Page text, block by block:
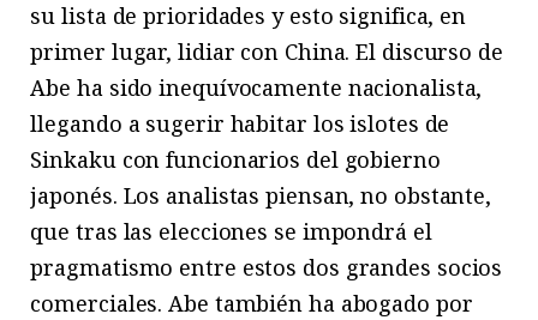
su lista de prioridades y esto significa, en
primer lugar, lidiar con China. El discurso de
Abe ha sido inequívocamente nacionalista,
llegando a sugerir habitar los islotes de
Sinkaku con funcionarios del gobierno
japonés. Los analistas piensan, no obstante,
que tras las elecciones se impondrá el
pragmatismo entre estos dos grandes socios
comerciales. Abe también ha abogado por